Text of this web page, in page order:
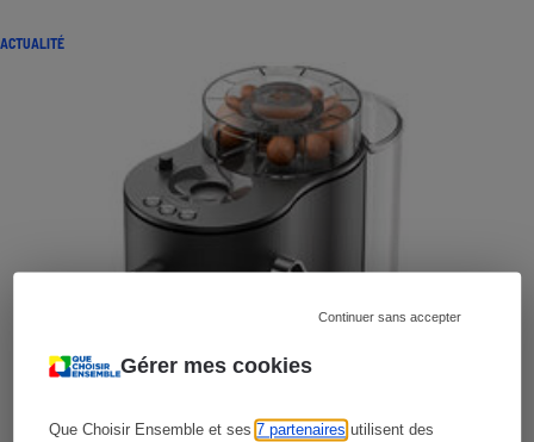
Gérer mes cookies
Que Choisir Ensemble et ses7 partenaires utilisent des
Continuer sans accepter
ACTUALITÉ